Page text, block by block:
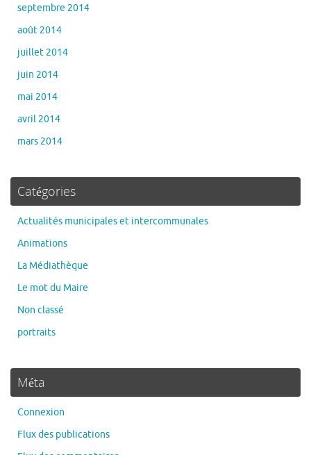
septembre 2014
août 2014
juillet 2014
juin 2014
mai 2014
avril 2014
mars 2014
Catégories
Actualités municipales et intercommunales
Animations
La Médiathèque
Le mot du Maire
Non classé
portraits
Méta
Connexion
Flux des publications